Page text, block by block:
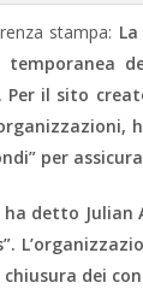
stampa:
il sito
per
detto Julian
dei